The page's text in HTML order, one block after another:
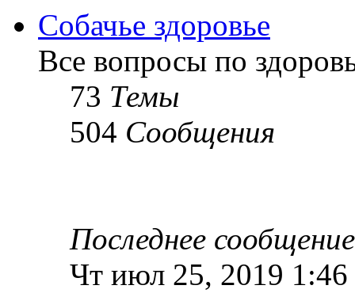
Собачье здоровье
Все вопросы по
73 Темы
504 Сообщения
Последнее сообщение
Чт июл 25, 2019 1:46